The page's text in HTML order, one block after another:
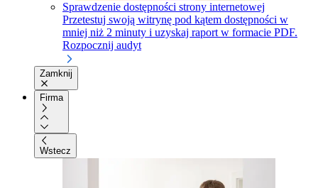
Sprawdzenie dostępności strony internetowej
Przetestuj swoją witrynę pod kątem dostępności w
mniej niż 2 minuty i uzyskaj raport w formacie PDF.
Rozpocznij audyt
Zamknij
Firma
Wstecz